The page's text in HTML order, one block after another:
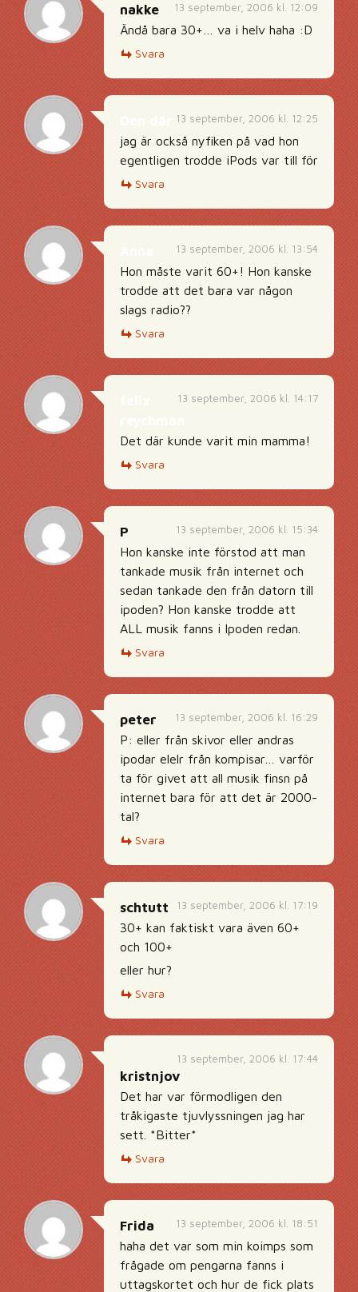
13 september, 2006 kl. 12:09
nakke
Ändå bara 30+… va i helv haha :D
Svara
13 september, 2006 kl. 12:25
jag är också nyfiken på vad hon
egentligen trodde iPods var till för
Svara
13 september, 2006 kl. 13:54
Hon måste varit 60+! Hon kanske
trodde att det bara var någon
slags radio??
Svara
13 september, 2006 kl. 14:17
Det där kunde varit min mamma!
Svara
13 september, 2006 kl. 15:34
P
Hon kanske inte förstod att man
tankade musik från internet och
sedan tankade den från datorn till
ipoden? Hon kanske trodde att
ALL musik fanns i Ipoden redan.
Svara
13 september, 2006 kl. 16:29
peter
P: eller från skivor eller andras
ipodar elelr från kompisar… varför
ta för givet att all musik finsn på
internet bara för att det är 2000-
tal?
Svara
13 september, 2006 kl. 17:19
schtutt
30+ kan faktiskt vara även 60+
och 100+
eller hur?
Svara
13 september, 2006 kl. 17:44
kristnjov
Det har var förmodligen den
tråkigaste tjuvlyssningen jag har
sett. *Bitter*
Svara
13 september, 2006 kl. 18:51
Frida
haha det var som min koimps som
frågade om pengarna fanns i
uttagskortet och hur de fick plats